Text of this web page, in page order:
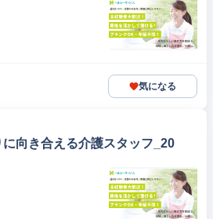
気になる
向き合える介護スタッフ_20